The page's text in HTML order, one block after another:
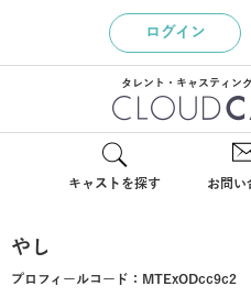
ログイン
タレント・キャスティン
キャストを探す お問い
やし
プロフィールコード： MTExODcc9c2